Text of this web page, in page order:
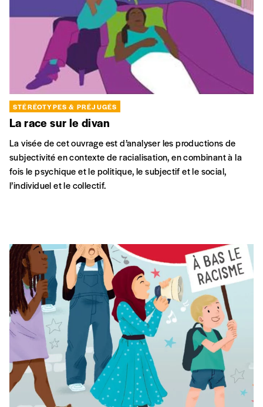
STÉRÉOTYPES & PRÉJUGÉS
La race sur le divan
La visée de cet ouvrage est d’analyser les productions de
subjectivité en contexte de racialisation, en combinant à la
fois le psychique et le politique, le subjectif et le social,
l’individuel et le collectif.